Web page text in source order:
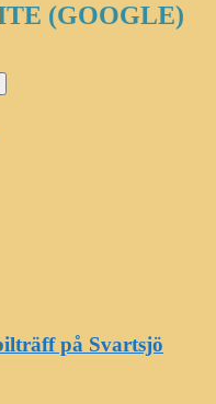
(GOOGLE)
på Svartsjö